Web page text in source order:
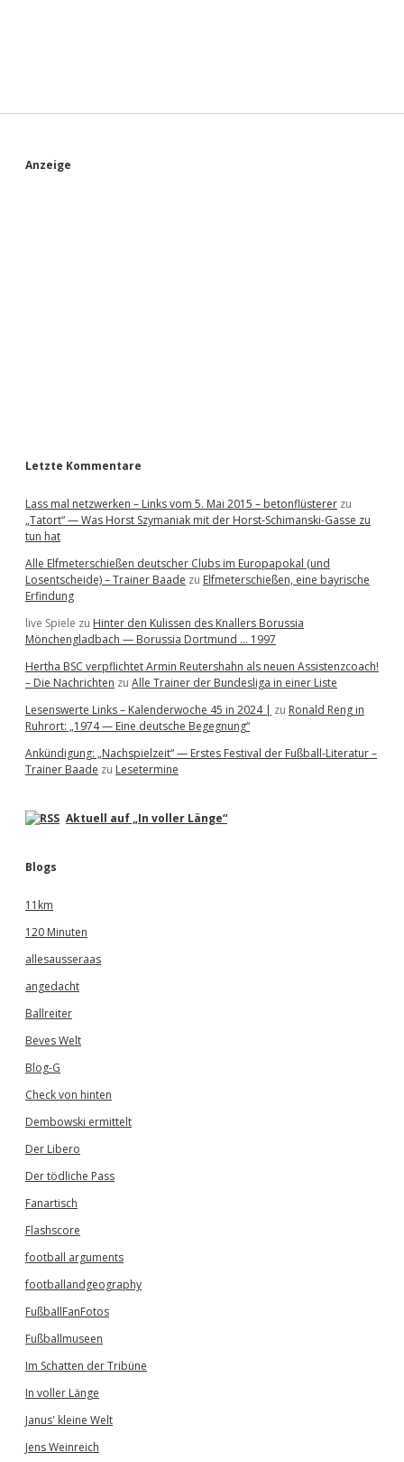
S
Anzeige
Letzte Kommentare
Lass mal netzwerken – Links vom 5. Mai 2015 – betonflüsterer zu
„Tatort“ — Was Horst Szymaniak mit der Horst-Schimanski-Gasse zu
tun hat
Alle Elfmeterschießen deutscher Clubs im Europapokal (und
Losentscheide) – Trainer Baade zu Elfmeterschießen, eine bayrische
Erfindung
live Spiele zu Hinter den Kulissen des Knallers Borussia
Mönchengladbach — Borussia Dortmund … 1997
Hertha BSC verpflichtet Armin Reutershahn als neuen Assistenzcoach!
– Die Nachrichten zu Alle Trainer der Bundesliga in einer Liste
Lesenswerte Links – Kalenderwoche 45 in 2024 | zu Ronald Reng in
Ruhrort: „1974 — Eine deutsche Begegnung“
Ankündigung: „Nachspielzeit“ — Erstes Festival der Fußball-Literatur –
Trainer Baade zu Lesetermine
Aktuell auf „In voller Länge“
Blogs
11km
120 Minuten
allesausseraas
angedacht
Ballreiter
Beves Welt
Blog-G
Check von hinten
Dembowski ermittelt
Der Libero
Der tödliche Pass
Fanartisch
Flashscore
football arguments
footballandgeography
FußballFanFotos
Fußballmuseen
Im Schatten der Tribüne
In voller Länge
Janus' kleine Welt
Jens Weinreich